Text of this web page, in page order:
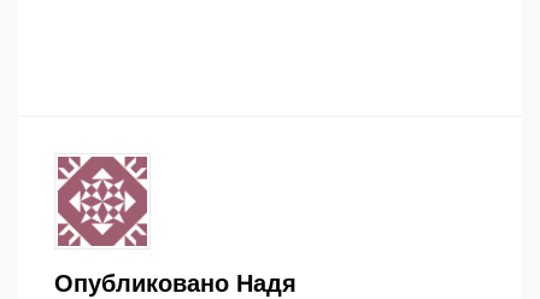
Опубликовано Надя